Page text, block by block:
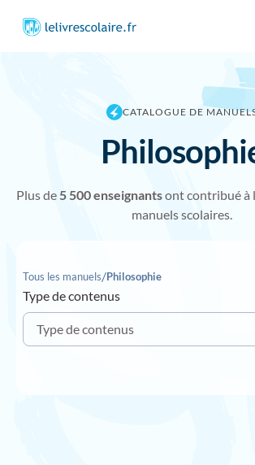
CATALOGUE DE
Plus de5 500 enseignantsont contribué à
manuels scolaires.
Tous les manuels/Philosophie
Type de contenus
Type de contenus